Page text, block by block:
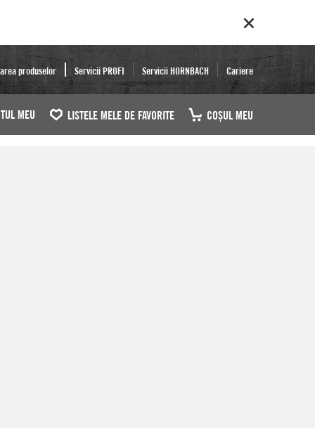
produselor Servicii PROFI Servicii HORNBACH Cariere
MEU LISTELE MELE DE FAVORITE COŞUL MEU